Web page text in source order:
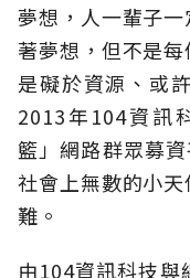
夢想，人一輩子
著夢想，但不是
是礙於資源、或
2013年104資訊
籃」網路群眾募
社會上無數的小
難。
由104資訊科技